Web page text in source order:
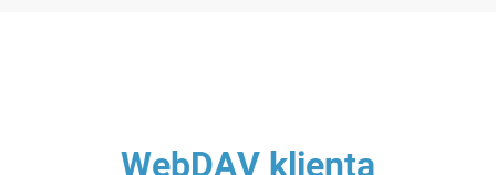
WebDAV klienta